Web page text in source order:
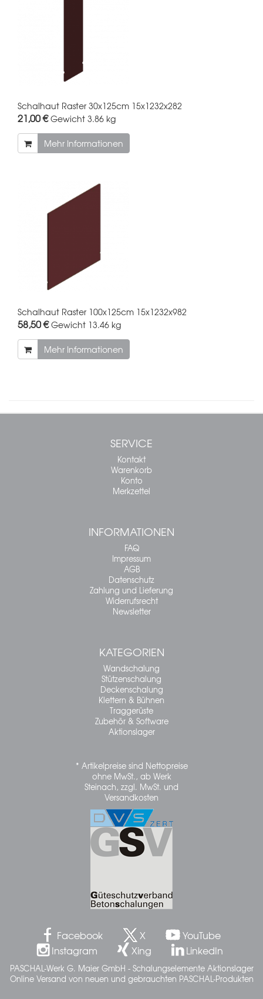
Schalhaut Raster 30x125cm 15x1232x282
21,00 €Gewicht 3.86 kg
Mehr Informationen
Schalhaut Raster 100x125cm 15x1232x982
58,50 €Gewicht 13.46 kg
Mehr Informationen
SERVICE
Kontakt
Warenkorb
Konto
Merkzettel
INFORMATIONEN
FAQ
Impressum
AGB
Datenschutz
Zahlung und Lieferung
Widerrufsrecht
Newsletter
KATEGORIEN
Wandschalung
Stützenschalung
Deckenschalung
Klettern & Bühnen
Traggerüste
Zubehör & Software
Aktionslager
* Artikelpreise sind Nettopreise
ohne MwSt., ab Werk
Steinach, zzgl. MwSt. und
Versandkosten
Facebook X
YouTube
Instagram
Xing LinkedIn
PASCHAL-Werk G. Maier GmbH - Schalungselemente Aktionslager
Online Versand von neuen und gebrauchten PASCHAL-Produkten